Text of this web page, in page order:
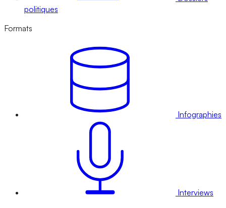
politiques
Formats
Infographies
Interviews